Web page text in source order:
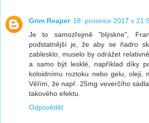
Grim Reaper 18. prosince 2017 v
Je to samozřejmě "blýskne",
podstatnější je, že aby se ňadro
zablesklo, muselo by odrážet
a samo být lesklé, například díky
koloidnímu roztoku nebo gelu, oleji,
Věřím, že např. 25mg veverčího
takového efektu.
Odpovědět